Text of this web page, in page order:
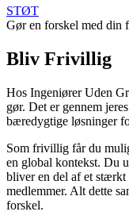
STØT
Gør en forskel med din
Bliv Frivillig
Hos Ingeniører Uden
gør. Det er gennem
bæredygtige løsninger
Som frivillig får du
en global kontekst. Du
bliver en del af et
medlemmer. Alt dette
forskel.